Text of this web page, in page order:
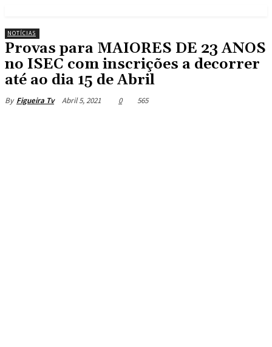
NOTÍCIAS
Provas para MAIORES DE 23 ANOS
no ISEC com inscrições a decorrer
até ao dia 15 de Abril
By Figueira Tv Abril 5, 2021 0 565